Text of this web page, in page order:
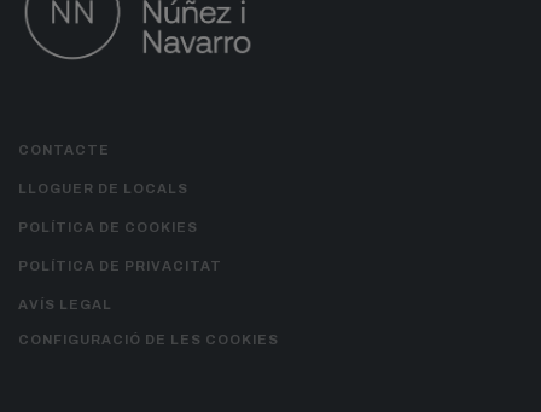
CONTACTE
LLOGUER DE LOCALS
POLÍTICA DE COOKIES
POLÍTICA DE PRIVACITAT
AVÍS LEGAL
CONFIGURACIÓ DE LES COOKIES